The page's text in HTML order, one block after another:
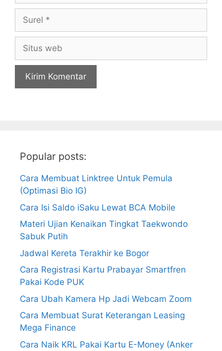
web
Popular posts:
Cara Membuat Linktree Untuk Pemula
(Optimasi Bio IG)
Cara Isi Saldo iSaku Lewat BCA Mobile
Materi Ujian Kenaikan Tingkat Taekwondo
Sabuk Putih
Jadwal Kereta Terakhir ke Bogor
Cara Registrasi Kartu Prabayar Smartfren
Pakai Kode PUK
Cara Ubah Kamera Hp Jadi Webcam Zoom
Cara Membuat Surat Keterangan Leasing
Mega Finance
Cara Naik KRL Pakai Kartu E-Money (Anker